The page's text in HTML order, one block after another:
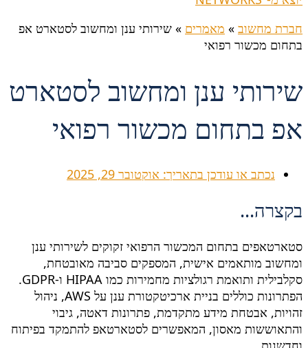
חברת מחשוב » מאמרים » שירותי ענן ומחשוב לסטארט אפ
בתחום מכשור רפואי
שירותי ענן ומחשוב לסטארט
אפ בתחום מכשור רפואי
נכתב או עודכן בתאריך: אוקטובר 29, 2025
בקצרה...
סטארטאפים בתחום המכשור הרפואי זקוקים לשירותי ענן
ומחשוב מותאמים אישית, המספקים סביבה מאובטחת,
סקלבילית ותואמת רגולציות מחמירות כמו HIPAA ו-GDPR.
הפתרונות כוללים בניית ארכיטקטורת ענן על AWS, ניהול
זהויות, אבטחת מידע מתקדמת, פתרונות דאטה, גיבוי
והתאוששות מאסון, המאפשרים לסטארטאפ להתמקד בפיתוח